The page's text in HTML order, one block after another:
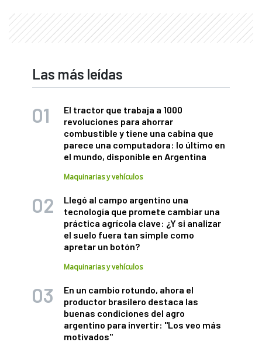
Las más leídas
El tractor que trabaja a 1000
revoluciones para ahorrar
combustible y tiene una cabina que
parece una computadora: lo último en
el mundo, disponible en Argentina
Maquinarias y vehículos
Llegó al campo argentino una
tecnología que promete cambiar una
práctica agrícola clave: ¿Y si analizar
el suelo fuera tan simple como
apretar un botón?
Maquinarias y vehículos
En un cambio rotundo, ahora el
productor brasilero destaca las
buenas condiciones del agro
argentino para invertir: "Los veo más
motivados"